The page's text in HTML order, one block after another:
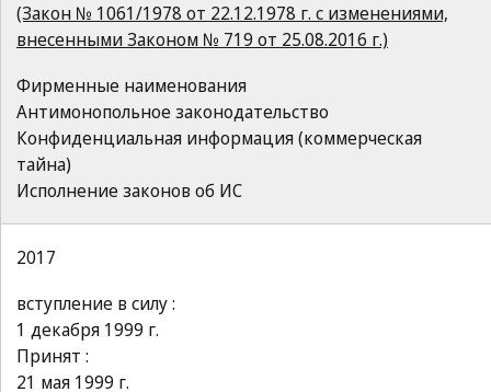
(Закон № 1061/1978 от 22.12.1978 г. с изменениями,
внесенными Законом № 719 от 25.08.2016 г.)
Фирменные наименования
Антимонопольное законодательство
Конфиденциальная информация (коммерческая
тайна)
Исполнение законов об ИС
2017
вступление в силу :
1 декабря 1999 г.
Принят :
21 мая 1999 г.